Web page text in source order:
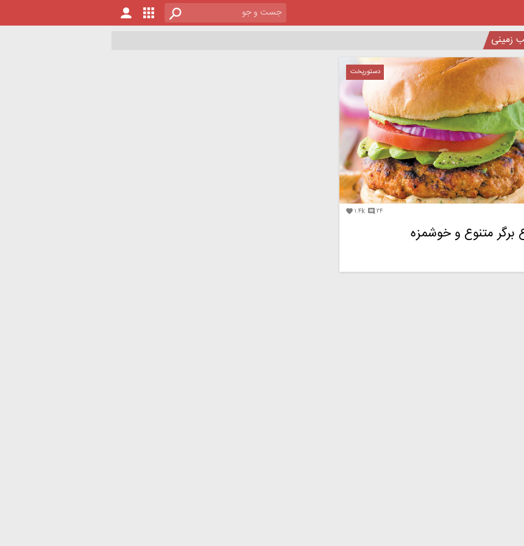
زمینی
دستورپخت
۱.۴k  ۲۴ 